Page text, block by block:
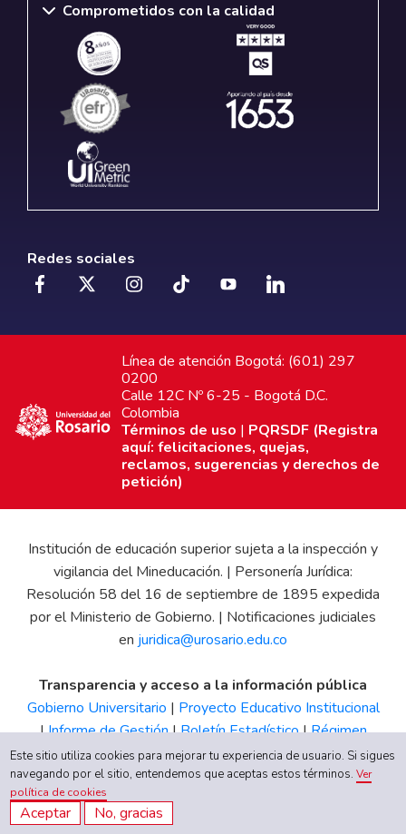
Comprometidos con la calidad
Redes sociales
Línea de atención Bogotá: (601) 297
0200
Calle 12C Nº 6-25 - Bogotá D.C.
Colombia
Términos de uso | PQRSDF (Registra
aquí: felicitaciones, quejas,
reclamos, sugerencias y derechos de
petición)
Institución de educación superior sujeta a la inspección y
vigilancia del Mineducación. | Personería Jurídica:
Resolución 58 del 16 de septiembre de 1895 expedida
por el Ministerio de Gobierno. | Notificaciones judiciales
en juridica@urosario.edu.co
Transparencia y acceso a la información pública
Gobierno Universitario | Proyecto Educativo Institucional
|Informe de Gestión|Boletín Estadístico|Régimen
Tributario|Estados Financieros |Código de Ética| Canal
de Integridad UR
Este sitio utiliza cookies para mejorar tu experiencia de usuario. Si sigues
navegando por el sitio, entendemos que aceptas estos términos.Ver
política de cookies
Aceptar No, gracias